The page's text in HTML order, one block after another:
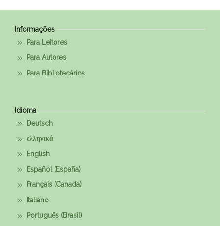
Informações
Para Leitores
Para Autores
Para Bibliotecários
Idioma
Deutsch
ελληνικά
English
Español (España)
Français (Canada)
Italiano
Português (Brasil)